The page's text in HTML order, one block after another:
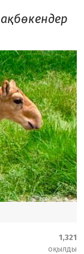
1,321
оқылды